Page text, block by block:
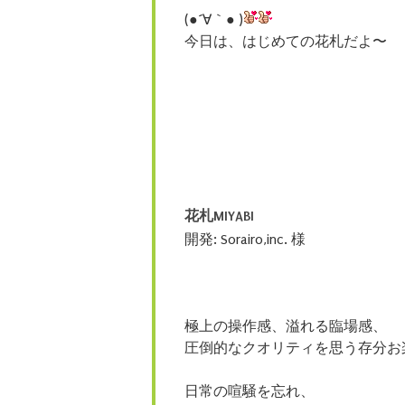
(●´∀｀● )
今日は、はじめての花札だよ〜
花札MIYABI
開発: Sorairo,inc. 様
極上の操作感、溢れる臨場感、
圧倒的なクオリティを思う存分お
日常の喧騒を忘れ、